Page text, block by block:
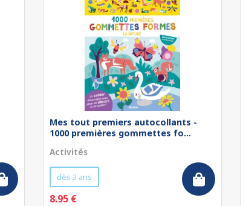
Mes tout premiers autocollants -
1000 premières gommettes fo...
Activités
dès 3 ans
8.95 €